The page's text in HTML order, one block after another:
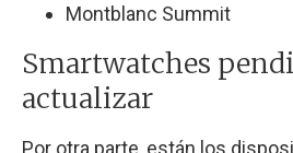
Montblanc Summit
Smartwatches
actualizar
Por otra parte, están los